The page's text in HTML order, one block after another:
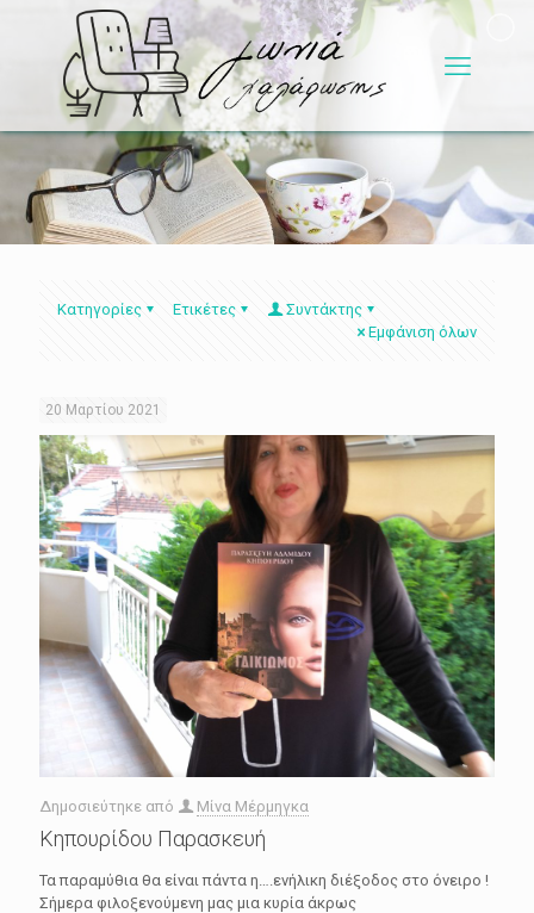
Κατηγορίες Ετικέτες
Συντάκτης
Εμφάνιση όλων
20 Μαρτίου 2021
Δημοσιεύτηκε από Μίνα Μέρμηγκα
Κηπουρίδου Παρασκευή
Τα παραμύθια θα είναι πάντα η….ενήλικη διέξοδος στο όνειρο !
Σήμερα φιλοξενούμενη μας μια κυρία άκρως